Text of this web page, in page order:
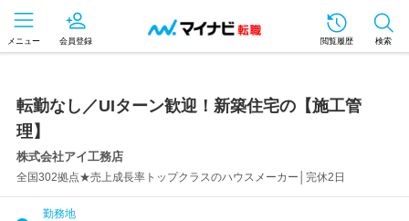
メニュー 会員登録 閲覧履歴 検索
転勤なし／UIターン歓迎！新築住宅の【施工管
理】
株式会社アイ工務店
全国302拠点★売上成長率トップクラスのハウスメーカー│完休2日
勤務地